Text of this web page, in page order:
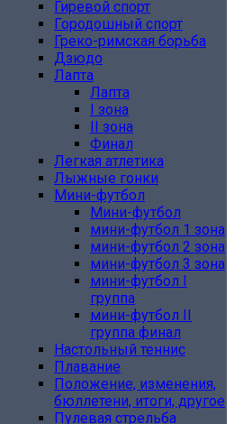
Гиревой спорт
Городошный спорт
Греко-римская борьба
Дзюдо
Лапта
Лапта
I зона
II зона
Финал
Легкая атлетика
Лыжные гонки
Мини-футбол
Мини-футбол
мини-футбол 1 зона
мини-футбол 2 зона
мини-футбол 3 зона
мини-футбол I
группа
мини-футбол II
группа финал
Настольный теннис
Плавание
Положение, изменения,
бюллетени, итоги, другое
Пулевая стрельба